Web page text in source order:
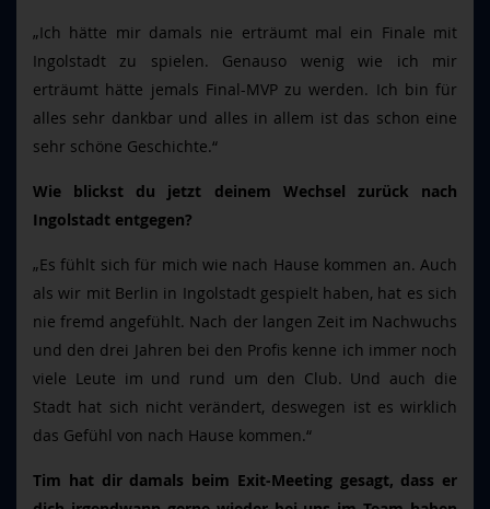
„Ich hätte mir damals nie erträumt mal ein Finale mit
Ingolstadt zu spielen. Genauso wenig wie ich mir
erträumt hätte jemals Final-MVP zu werden. Ich bin für
alles sehr dankbar und alles in allem ist das schon eine
sehr schöne Geschichte.“
Wie blickst du jetzt deinem Wechsel zurück nach
Ingolstadt entgegen?
„Es fühlt sich für mich wie nach Hause kommen an. Auch
als wir mit Berlin in Ingolstadt gespielt haben, hat es sich
nie fremd angefühlt. Nach der langen Zeit im Nachwuchs
und den drei Jahren bei den Profis kenne ich immer noch
viele Leute im und rund um den Club. Und auch die
Stadt hat sich nicht verändert, deswegen ist es wirklich
das Gefühl von nach Hause kommen.“
Tim hat dir damals beim Exit-Meeting gesagt, dass er